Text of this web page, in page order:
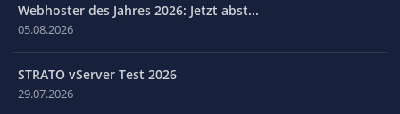
Webhoster des Jahres 2026: Jetzt abst...
05.08.2026
STRATO vServer Test 2026
29.07.2026